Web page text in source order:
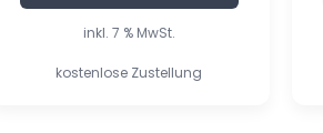
inkl. 7 % MwSt.
kostenlose Zustellung